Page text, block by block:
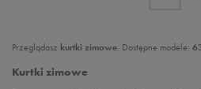
Przeglądasz kurtki zimowe. Dostępne modele:
Kurtki zimowe